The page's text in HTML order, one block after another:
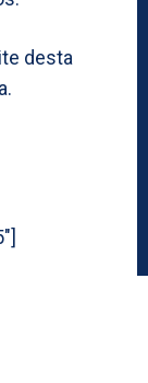
desta